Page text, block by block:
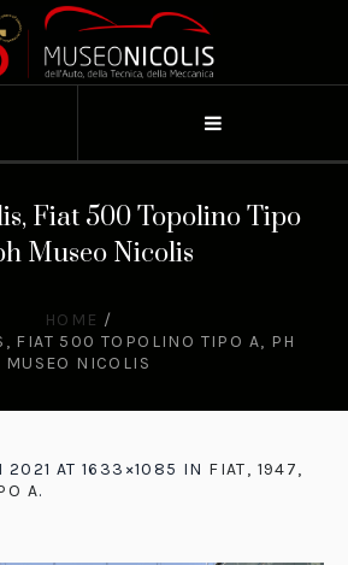
Fiat 500 Topolino Tipo
Museo Nicolis
HOME /
FIAT 500 TOPOLINO TIPO A, PH
MUSEO NICOLIS
2021 AT 1633×1085 IN FIAT, 1947,
A.